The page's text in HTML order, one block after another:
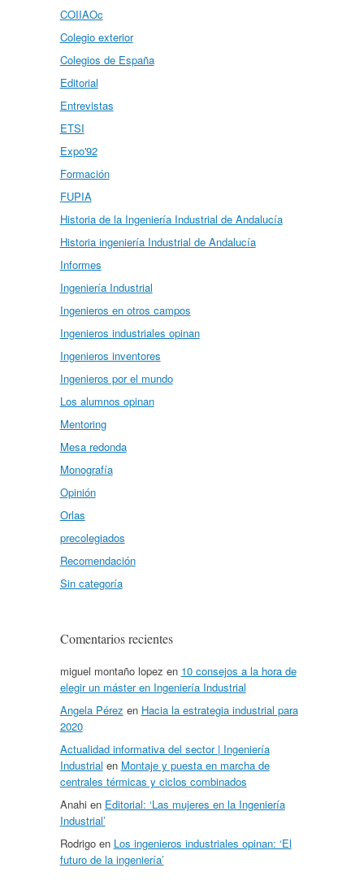
COIIAOc
Colegio exterior
Colegios de España
Editorial
Entrevistas
ETSI
Expo'92
Formación
FUPIA
Historia de la Ingeniería Industrial de Andalucía
Historia ingeniería Industrial de Andalucía
Informes
Ingeniería Industrial
Ingenieros en otros campos
Ingenieros industriales opinan
Ingenieros inventores
Ingenieros por el mundo
Los alumnos opinan
Mentoring
Mesa redonda
Monografía
Opinión
Orlas
precolegiados
Recomendación
Sin categoría
Comentarios recientes
miguel montaño lopez en 10 consejos a la hora de
elegir un máster en Ingeniería Industrial
Angela Pérez en Hacia la estrategia industrial para
2020
Actualidad informativa del sector | Ingeniería
Industrial en Montaje y puesta en marcha de
centrales térmicas y ciclos combinados
Anahi en Editorial: ‘Las mujeres en la Ingeniería
Industrial’
Rodrigoen Los ingenieros industriales opinan: ‘El
futuro de la ingeniería’